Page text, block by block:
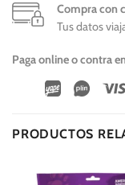
Compra con
Tus datos
Paga online o contra
Wirecard
Vipps
PRODUCTOS